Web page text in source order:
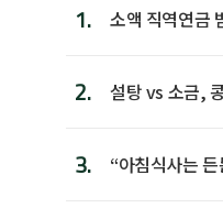
1.
소액 직역연금
2. 설탕 vs 소금,
3.
“아침식사는